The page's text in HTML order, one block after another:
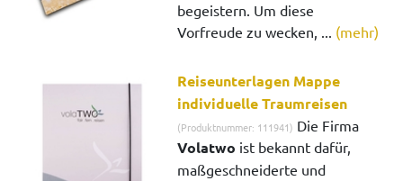
begeistern. Um diese
Vorfreude zu wecken, ... (mehr)
Reiseunterlagen Mappe
individuelle Traumreisen
(Produktnummer: 111941) Die Firma
Volatwo ist bekannt dafür,
maßgeschneiderte und